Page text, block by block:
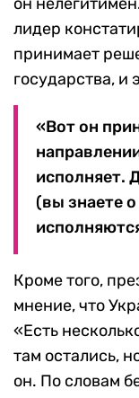
лидер
принимает
государства, и
«Вот он
исполняет.
(вы знаете
Кроме того,
мнение, что
«Есть
там остались,
он. По словам